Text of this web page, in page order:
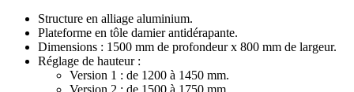
Structure en alliage aluminium.
Plateforme en tôle damier antidérapante.
Dimensions : 1500 mm de profondeur x 800 mm de largeur.
Réglage de hauteur :
Version 1 : de 1200 à 1450 mm.